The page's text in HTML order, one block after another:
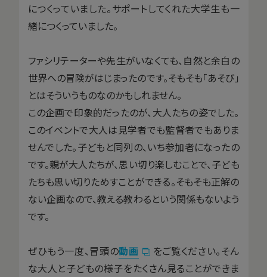
につくっていました。サポートしてくれた大学生も一
緒につくっていました。
ファシリテーターや先生がいなくても、自然と余白の
世界への冒険がはじまったのです。そもそも「あそび」
とはそういうものなのかもしれません。
この企画で印象的だったのが、大人たちの姿でした。
このイベントで大人は見学者でも監督者でもありま
せんでした。子どもと同列の、いち参加者になったの
です。親が大人たちが、思い切り楽しむことで、子ども
たちも思い切りためすことができる。そもそも正解の
ない企画なので、教える教わるという関係もないよう
です。
ぜひもう一度、冒頭の動画
をご覧ください。そん
な大人と子どもの様子をたくさん見ることができま